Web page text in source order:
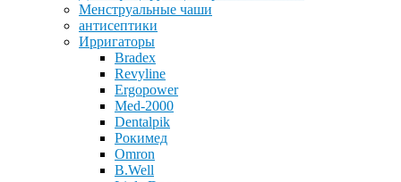
Менструальные чаши
антисептики
Ирригаторы
Bradex
Revyline
Ergopower
Med-2000
Dentalpik
Рокимед
Omron
B.Well